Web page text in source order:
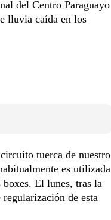
del Centro Paraguayo
lluvia caída en los
tuerca de nuestro
es utilizada
El lunes, tras la
de esta